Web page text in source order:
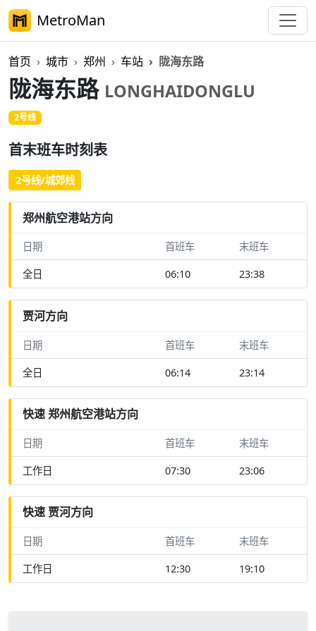
MetroMan
首页 城市 郑州 车站 陇海东路
陇海东路 LONGHAIDONGLU
2号线
首末班车时刻表
2号线/城郊线
郑州航空港站方向
日期 首班车 末班车
全日 06:10 23:38
贾河方向
日期 首班车 末班车
全日 06:14 23:14
快速 郑州航空港站方向
日期 首班车 末班车
工作日 07:30 23:06
快速 贾河方向
日期 首班车 末班车
工作日 12:30 19:10